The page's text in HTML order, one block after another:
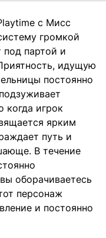
с Мисс
громкой
под партой и
идущую
постоянно
когда игрок
ярким
путь и
В течение
оборачиваетесь
персонаж
и постоянно